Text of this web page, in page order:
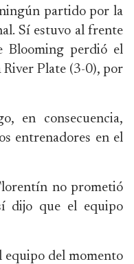
partido por la
Sí estuvo al frente
Blooming perdió el
Plate (3-0), por
en consecuencia,
entrenadores en el
no prometió
dijo que el equipo
equipo del momento